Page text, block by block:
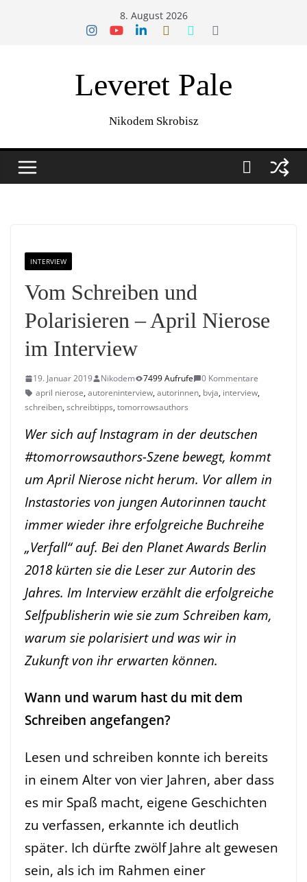
8. August 2026
Leveret Pale
Nikodem Skrobisz
INTERVIEW
Vom Schreiben und
Polarisieren – April Nierose
im Interview
19. Januar 2019 Nikodem 7499 Aufrufe
0 Kommentare
april nierose,autoreninterview,autorinnen, bvja, interview,
schreiben,schreibtipps,tomorrowsauthors
Wer sich auf Instagram in der deutschen
#tomorrowsauthors-Szene bewegt, kommt
um April Nierose nicht herum. Vor allem in
Instastories von jungen Autorinnen taucht
immer wieder ihre erfolgreiche Buchreihe
„Verfall“ auf. Bei den Planet Awards Berlin
2018 kürten sie die Leser zur Autorin des
Jahres. Im Interview erzählt die erfolgreiche
Selfpublisherin wie sie zum Schreiben kam,
warum sie polarisiert und was wir in
Zukunft von ihr erwarten können.
Wann und warum hast du mit dem
Schreiben angefangen?
Lesen und schreiben konnte ich bereits
in einem Alter von vier Jahren, aber dass
es mir Spaß macht, eigene Geschichten
zu verfassen, erkannte ich deutlich
später. Ich dürfte zwölf Jahre alt gewesen
sein, als ich im Rahmen einer